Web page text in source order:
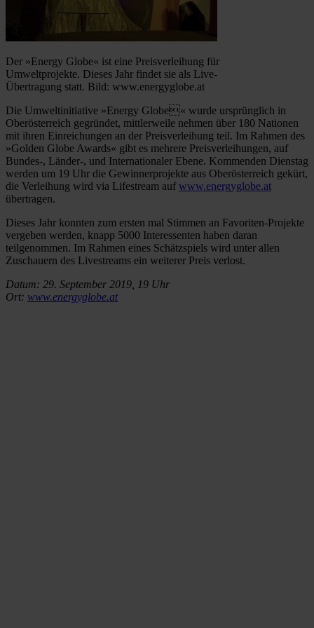
Der »Energy Globe« ist eine Preisverleihung für
Umweltprojekte. Dieses Jahr findet sie als Live-
Übertragung statt. Bild: www.energyglobe.at
Die Umweltinitiative »Energy Globe« wurde ursprünglich in
Oberösterreich gegründet, mittlerweile nehmen über 180 Nationen
mit ihren Einreichungen an der Preisverleihung teil. Im Rahmen des
»Golden Globe Awards« gibt es mehrere Preisverleihungen, auf
Bundes-, Länder-, und Internationaler Ebene. Kommenden Dienstag
werden um 19 Uhr die Gewinnerprojekte aus Oberösterreich gekürt,
die Verleihung wird via Lifestream auf www.energyglobe.at
übertragen.
Dieses Jahr konnten zum ersten mal Stimmen an Favoriten-Projekte
vergeben werden, knapp 5000 Interessenten haben daran
teilgenommen. Im Rahmen eines Schätzspiels wird unter allen
Zuschauern des Livestreams ein weiterer Preis verlost.
Datum: 29. September 2019, 19 Uhr
Ort: www.energyglobe.at